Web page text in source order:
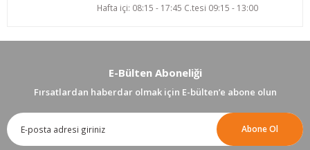
Hafta içi: 08:15 - 17:45 C.tesi 09:15 - 13:00
E-Bülten Aboneliği
Fırsatlardan haberdar olmak için E-bülten’e abone olun
Abone Ol